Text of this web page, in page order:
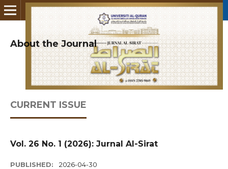
About the Journal
CURRENT ISSUE
Vol. 26 No. 1 (2026): Jurnal Al-Sirat
PUBLISHED: 2026-04-30